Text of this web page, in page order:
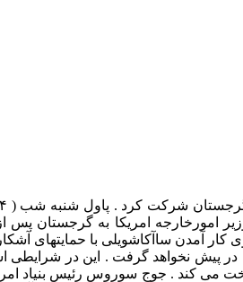
امریکا به گرجستان پس از
معتقدند که استعفای اجباری ادوارد شوارد نادزه در ۲۳ نوامبر گذشته و روی
پیش نخواهد گرفت . این در شرایطی